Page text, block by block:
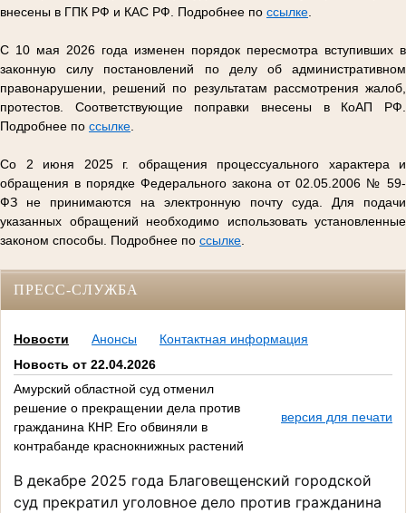
внесены в ГПК РФ и КАС РФ. Подробнее по ссылке
С 10 мая 2026 года изменен порядок пересмотра вступивших в
законную силу постановлений по делу об административном
правонарушении, решений по результатам рассмотрения жалоб,
протестов. Соответствующие поправки внесены в КоАП РФ.
Подробнее по ссылке
Со 2 июня 2025 г. обращения процессуального характера и
обращения в порядке Федерального закона от 02.05.2006 № 59-
ФЗ не принимаются на электронную почту суда. Для подачи
указанных обращений необходимо использовать установленные
законом способы. Подробнее по ссылке
ПРЕСС-СЛУЖБА
Новости Анонсы
Контактная информация
Новость от 22.04.2026
Амурский областной суд отменил
решение о прекращении дела против
гражданина КНР. Его обвиняли в
контрабанде краснокнижных растений
версия для печати
В декабре 2025 года Благовещенский городской
суд прекратил уголовное дело против гражданина